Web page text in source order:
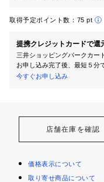
取得予定ポイント数： 75 pt
提携クレジットカードで還
三井ショッピングパークカー
お申し込み完了後、最短５分
今すぐお申し込み
店舗在庫を確認
価格表示について
取り寄せ商品について